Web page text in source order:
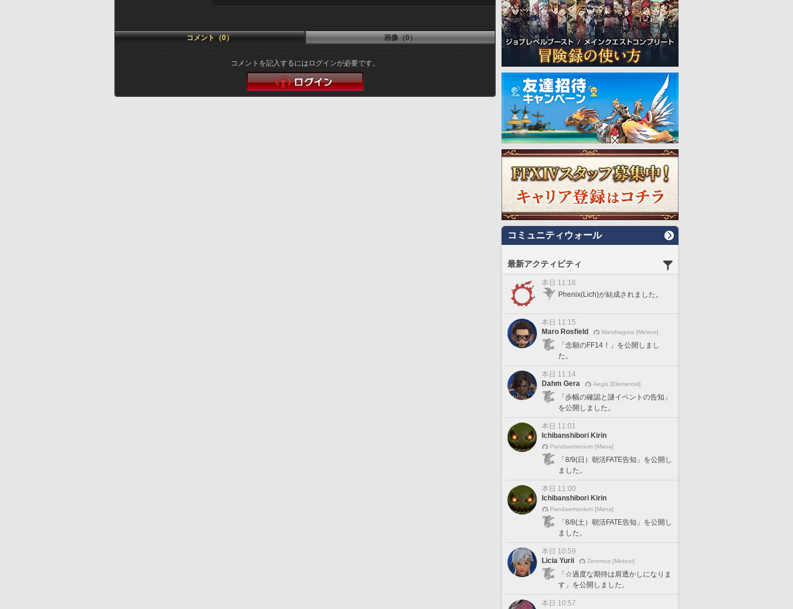
コメント（0） 画像（0）
コメントを記入するにはログインが必要です。
コミュニティウォール
最新アクティビティ
本日 11:16
Phenix(Lich)が結成されました。
本日 11:15
Maro Rosfield
Mandragora [Meteor]
「念願のFF14！」を公開しまし
た。
本日 11:14
Dahm Gera
Aegis [Elemental]
「歩幅の確認と謎イベントの告知」
を公開しました。
本日 11:01
Ichibanshibori Kirin
Pandaemonium [Mana]
「8/9(日）朝活FATE告知」を公開し
ました。
本日 11:00
Ichibanshibori Kirin
Pandaemonium [Mana]
「8/8(土）朝活FATE告知」を公開し
ました。
本日 10:59
Licia Yurii
Zeromus [Meteor]
「☆過度な期待は肩透かしになりま
す」を公開しました。
本日 10:57